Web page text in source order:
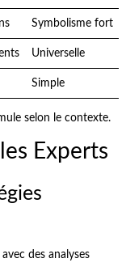
Symbolisme fort
Universelle
Simple
selon le contexte.
Experts
des analyses